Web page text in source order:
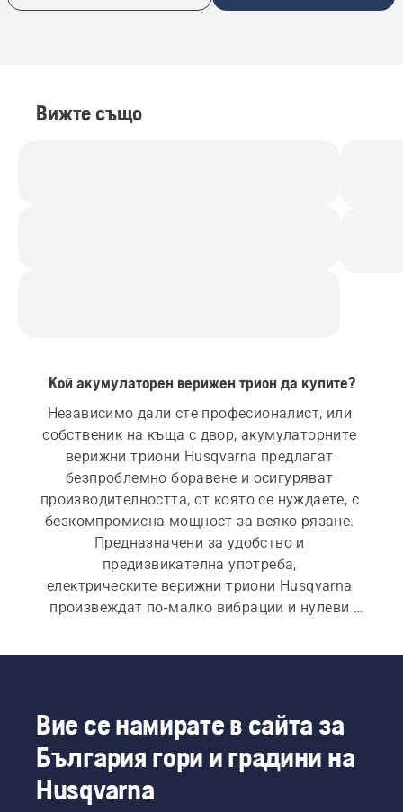
Вижте също
Кой акумулаторен верижен трион да купите?
Независимо дали сте професионалист, или
собственик на къща с двор, акумулаторните
верижни триони Husqvarna предлагат
безпроблемно боравене и осигуряват
производителността, от която се нуждаете, с
безкомпромисна мощност за всяко рязане.
Предназначени за удобство и
предизвикателна употреба,
електрическите верижни триони Husqvarna
произвеждат по-малко вибрации и нулеви
употреба и Ви дават свободата да достигнете
може да достигне. Тъй като изискват по-
малко техническо обслужване, верижните
триони с акумулаторно захранване са и
безпроблемна собственост, като Ви спестяват
време, усилия и пари. Всичко, което трябва
Вие се намирате в сайта за
България гори и градини на
Husqvarna